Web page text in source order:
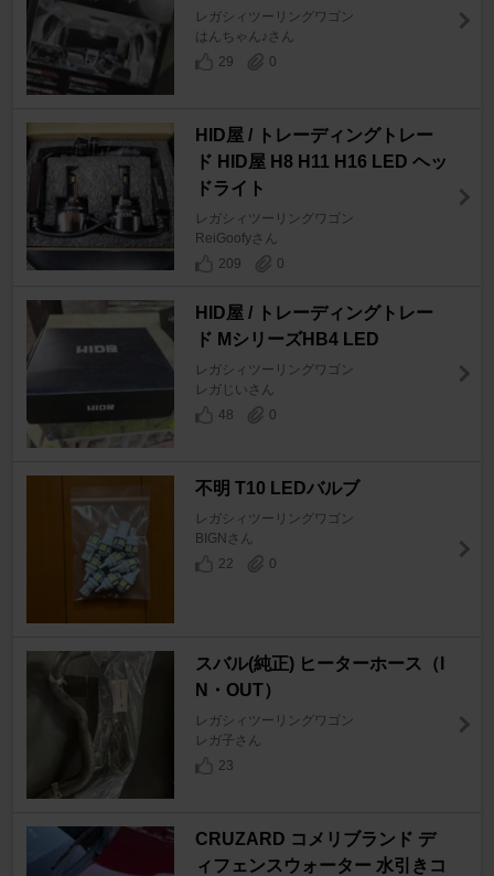
レガシィツーリングワゴン
はんちゃん♪さん
29
0
HID屋 / トレーディングトレー
ド HID屋 H8 H11 H16 LED ヘッ
ドライト
レガシィツーリングワゴン
ReiGoofyさん
209
0
HID屋 / トレーディングトレー
ド MシリーズHB4 LED
レガシィツーリングワゴン
レガじいさん
48
0
不明 T10 LEDバルブ
レガシィツーリングワゴン
BIGNさん
22
0
スバル(純正) ヒーターホース（I
N・OUT）
レガシィツーリングワゴン
レガ子さん
23
CRUZARD コメリブランド デ
ィフェンスウォーター 水引きコ